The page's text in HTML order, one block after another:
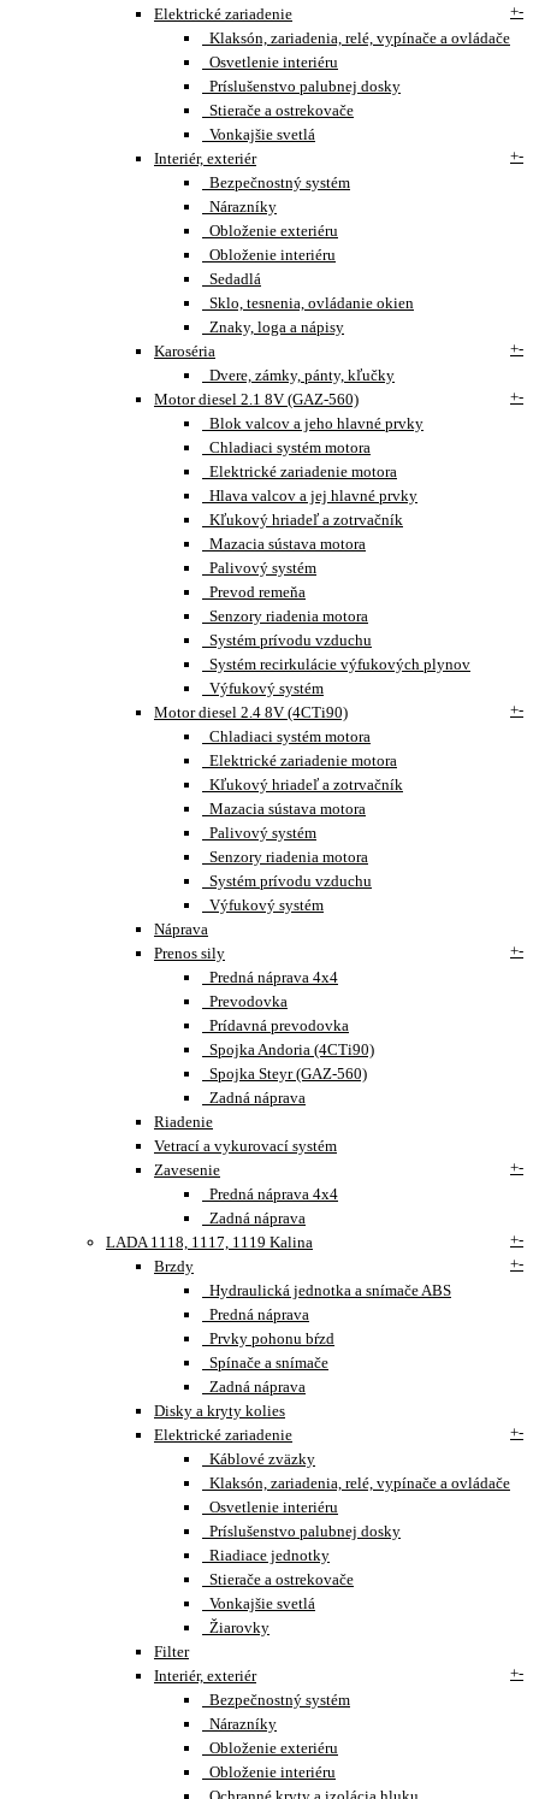
Elektrické zariadenie
+-
Klaksón, zariadenia, relé, vypínače a ovládače
Osvetlenie interiéru
Príslušenstvo palubnej dosky
Stierače a ostrekovače
Vonkajšie svetlá
Interiér, exteriér
+-
Bezpečnostný systém
Nárazníky
Obloženie exteriéru
Obloženie interiéru
Sedadlá
Sklo, tesnenia, ovládanie okien
Znaky, loga a nápisy
Karoséria
+-
Dvere, zámky, pánty, kľučky
Motor diesel 2.1 8V (GAZ-560)
+-
Blok valcov a jeho hlavné prvky
Chladiaci systém motora
Elektrické zariadenie motora
Hlava valcov a jej hlavné prvky
Kľukový hriadeľ a zotrvačník
Mazacia sústava motora
Palivový systém
Prevod remeňa
Senzory riadenia motora
Systém prívodu vzduchu
Systém recirkulácie výfukových plynov
Výfukový systém
Motor diesel 2.4 8V (4CTi90)
+-
Chladiaci systém motora
Elektrické zariadenie motora
Kľukový hriadeľ a zotrvačník
Mazacia sústava motora
Palivový systém
Senzory riadenia motora
Systém prívodu vzduchu
Výfukový systém
Náprava
Prenos sily
+-
Predná náprava 4x4
Prevodovka
Prídavná prevodovka
Spojka Andoria (4CTi90)
Spojka Steyr (GAZ-560)
Zadná náprava
Riadenie
Vetrací a vykurovací systém
Zavesenie
+-
Predná náprava 4x4
Zadná náprava
LADA 1118, 1117, 1119 Kalina
+-
Brzdy
+-
Hydraulická jednotka a snímače ABS
Predná náprava
Prvky pohonu bŕzd
Spínače a snímače
Zadná náprava
Disky a kryty kolies
Elektrické zariadenie
+-
Káblové zväzky
Klaksón, zariadenia, relé, vypínače a ovládače
Osvetlenie interiéru
Príslušenstvo palubnej dosky
Riadiace jednotky
Stierače a ostrekovače
Vonkajšie svetlá
Žiarovky
Filter
Interiér, exteriér
+-
Bezpečnostný systém
Nárazníky
Obloženie exteriéru
Obloženie interiéru